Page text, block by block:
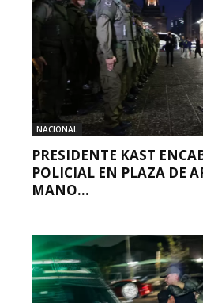
NACIONAL
PRESIDENTE KAST
POLICIAL EN PLAZA DE
MANO...